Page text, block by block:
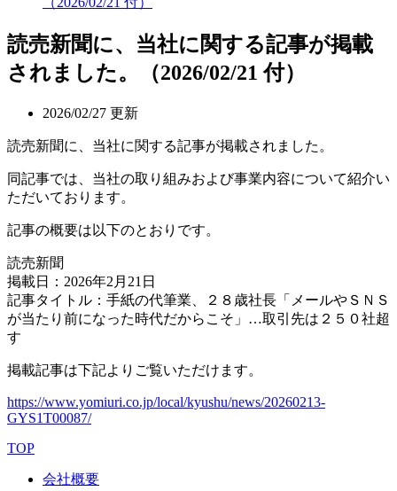
読売新聞に、当社に関する記事が掲載
されました。（2026/02/21 付）
2026/02/27 更新
読売新聞に、当社に関する記事が掲載されました。
同記事では、当社の取り組みおよび事業内容について紹介い
ただいております。
記事の概要は以下のとおりです。
読売新聞
掲載日：2026年2月21日
記事タイトル：手紙の代筆業、２８歳社長「メールやＳＮＳ
が当たり前になった時代だからこそ」…取引先は２５０社超
す
掲載記事は下記よりご覧いただけます。
https://www.yomiuri.co.jp/local/kyushu/news/20260213-
GYS1T00087/
TOP
会社概要